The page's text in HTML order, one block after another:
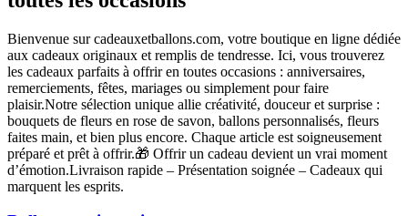
Bienvenue sur cadeauxetballons.com, votre boutique en ligne dédiée
aux cadeaux originaux et remplis de tendresse. Ici, vous trouverez
les cadeaux parfaits à offrir en toutes occasions : anniversaires,
remerciements, fêtes, mariages ou simplement pour faire
plaisir.Notre sélection unique allie créativité, douceur et surprise :
bouquets de fleurs en rose de savon, ballons personnalisés, fleurs
faites main, et bien plus encore. Chaque article est soigneusement
préparé et prêt à offrir.🎁 Offrir un cadeau devient un vrai moment
d’émotion.Livraison rapide – Présentation soignée – Cadeaux qui
marquent les esprits.